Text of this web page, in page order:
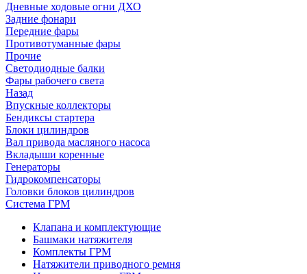
Дневные ходовые огни ДХО
Задние фонари
Передние фары
Противотуманные фары
Прочие
Светодиодные балки
Фары рабочего света
Назад
Впускные коллекторы
Бендиксы стартера
Блоки цилиндров
Вал привода масляного насоса
Вкладыши коренные
Генераторы
Гидрокомпенсаторы
Головки блоков цилиндров
Система ГРМ
Клапана и комплектующие
Башмаки натяжителя
Комплекты ГРМ
Натяжители приводного ремня